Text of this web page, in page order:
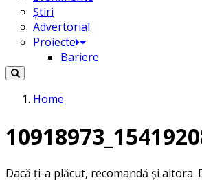
Știri
Advertorial
Proiecte
Bariere
Home
Dacă ți-a plăcut, recomandă și altora.